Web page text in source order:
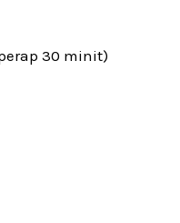
30 minit)